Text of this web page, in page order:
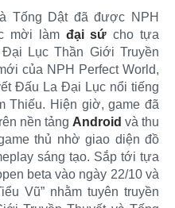
Tống Dật đã được NPH
mời làm đại sứ cho tựa
Lục Thần Giới Truyền
của NPH Perfect World,
Đấu La Đại Lục nổi tiếng
Thiếu. Hiện giờ, game đã
nền tảng Android và thu
thủ nhờ giao diện đồ
sáng tạo. Sắp tới tựa
beta vào ngày 22/10 và
Vũ” nhằm tuyên truyền